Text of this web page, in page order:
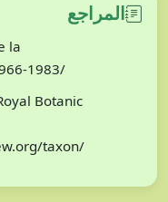
المراجع
la
1983/
Botanic
taxon/